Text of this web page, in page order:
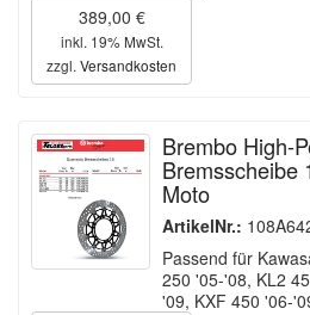
389,00 €
inkl. 19% MwSt.
zzgl. Versandkosten
Brembo High-
Bremsscheibe
Moto
ArtikelNr.:
Passend für
250 '05-'08, KL2
'09, KXF 450 '06-